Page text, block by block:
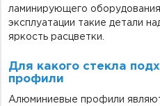
ламинирующего
эксплуатации такие детали
яркость расцветки.
Для какого стекла
профили
Алюминиевые профили